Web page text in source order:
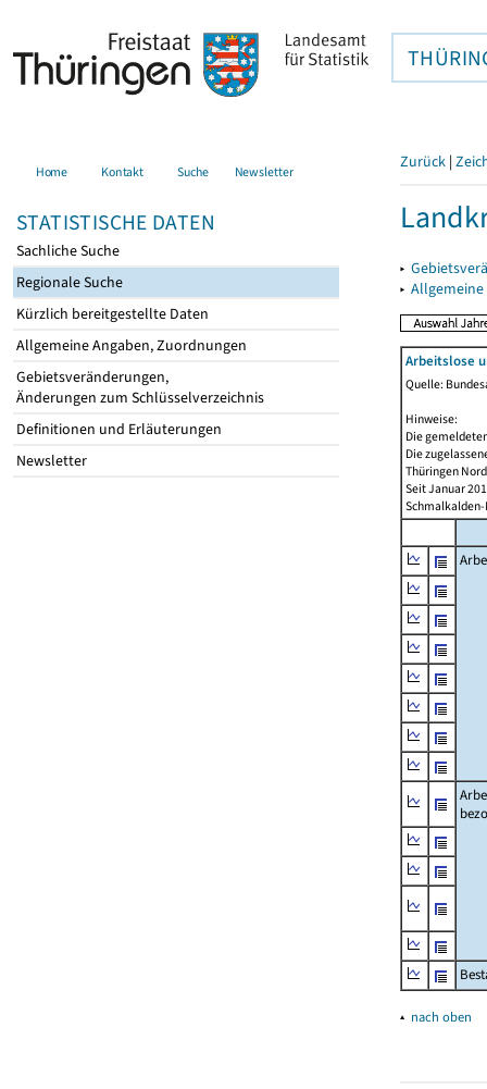
Home Kontakt Suche Newsletter
STATISTISCHE DATEN
Sachliche Suche
Regionale Suche
Kürzlich bereitgestellte Daten
Allgemeine Angaben, Zuordnungen
Gebietsveränderungen,
Änderungen zum Schlüsselverzeichnis
Definitionen und Erläuterungen
Newsletter
Zurück |
▸
▸
Arbeitslose
Quelle:
Hinweise:
Die
Die
Thüringen
Seit Januar
▴ nach oben